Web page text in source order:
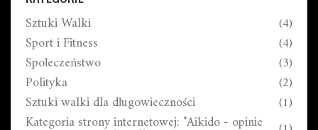
kij, który służy mu zarówno do obrony, jak i ataku.
Wszystko to sprawia, że styl walki Daredevila jest
niezwykle efektywny i trudny do przewidzenia.
Sztuki Walki (4)
Sport i Fitness (4)
Społeczeństwo (3)
Polityka (2)
Sztuki walki dla długowieczności (1)
Kategoria strony internetowej: "Aikido - opinie